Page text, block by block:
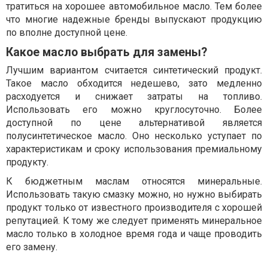
тратиться на хорошее автомобильное масло. Тем более
что многие надежные бренды выпускают продукцию
по вполне доступной цене.
Какое масло выбрать для замены?
Лучшим вариантом считается синтетический продукт.
Такое масло обходится недешево, зато медленно
расходуется и снижает затраты на топливо.
Использовать его можно круглосуточно. Более
доступной по цене альтернативой является
полусинтетическое масло. Оно несколько уступает по
характеристикам и сроку использования премиальному
продукту.
К бюджетным маслам относятся минеральные.
Использовать такую смазку можно, но нужно выбирать
продукт только от известного производителя с хорошей
репутацией. К тому же следует применять минеральное
масло только в холодное время года и чаще проводить
его замену.